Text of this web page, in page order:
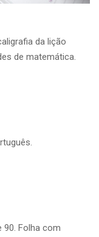
da lição
de matemática.
90. Folha com